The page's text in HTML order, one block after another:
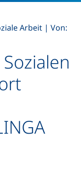
Arbeit | Von: